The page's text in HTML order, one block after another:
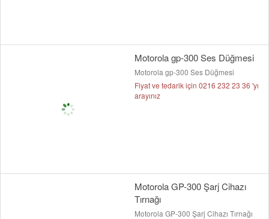
Motorola gp-300 Ses Düğmesi
Motorola gp-300 Ses Düğmesi
Fiyat ve tedarik için 0216 232 23 36 'yı
arayınız
Motorola GP-300 Şarj Cihazı
Tırnağı
Motorola GP-300 Şarj Cihazı Tırnağı